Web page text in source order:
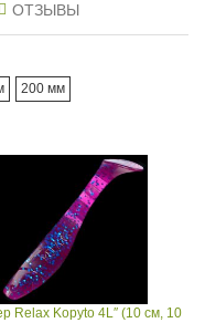
ОТЗЫВЫ
200 мм
Relax Kopyto 4L″ (10 см, 10